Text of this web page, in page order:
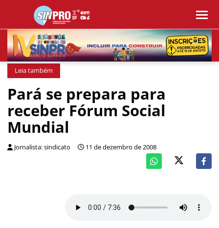
Leia também
Pará se prepara para
receber Fórum Social
Mundial
Jornalista: sindicato 11 de dezembro de 2008